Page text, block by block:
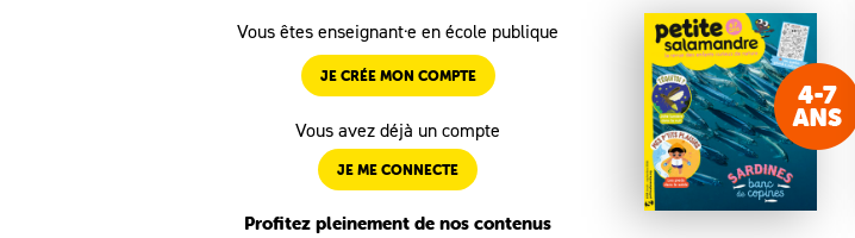
Vous êtes enseignant·e en école publique
JE CRÉE MON COMPTE
Vous avez déjà un compte
JE ME CONNECTE
Profitez pleinement de nos contenus